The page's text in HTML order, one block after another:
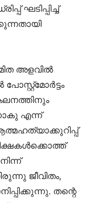
ഘടിപ്പിച്ച്
അളവില്‍
എന്ന്
ജീവിതം,
തന്റെ